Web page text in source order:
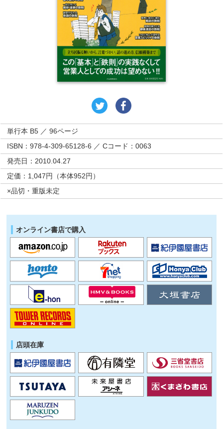
単行本 B5 ／ 96ページ
ISBN：978-4-309-65128-6 ／ Cコード：0063
発売日：2010.04.27
定価：1,047円（本体952円）
×品切・重版未定
オンライン書店で購入
店頭在庫